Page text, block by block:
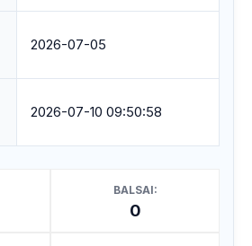
2026-07-05
2026-07-10 09:50:58
BALSAI:
0